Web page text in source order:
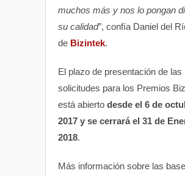
muchos más y nos lo pongan
su calidad”, confía Daniel del
de Bizintek.
El plazo de presentación de las
solicitudes para los Premios
está abierto desde el 6 de
2017 y se cerrará el 31 de
2018.
Más información sobre las